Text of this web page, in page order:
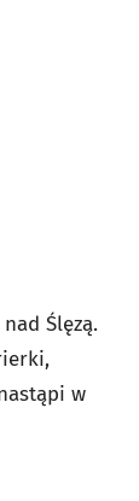
Ślęzą.
w